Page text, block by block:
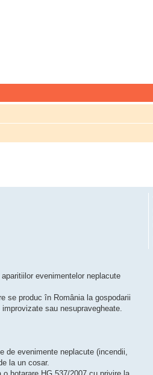
evenimentelor neplacute
se produc în România la gospodarii
sau nesupravegheate.
de evenimente neplacute (incendii,
la un cosar.